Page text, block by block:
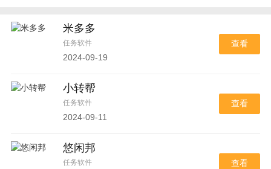
米多多
任务软件
2024-09-19
查看
小转帮
任务软件
2024-09-11
查看
悠闲邦
任务软件 查看